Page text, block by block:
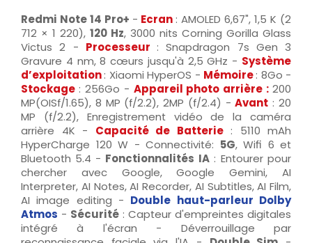
Redmi Note 14 Pro+ - Ecran : AMOLED 6,67", 1,5 K (2
712 × 1 220), 120 Hz, 3000 nits Corning Gorilla Glass
Victus 2 - Processeur : Snapdragon 7s Gen 3
Gravure 4 nm, 8 cœurs jusqu'à 2,5 GHz - Système
d’exploitation: Xiaomi HyperOS - Mémoire: 8Go -
Stockage : 256Go - Appareil photo arrière : 200
MP(OISf/1.65), 8 MP (f/2.2), 2MP (f/2.4) -Avant : 20
MP (f/2.2), Enregistrement vidéo de la caméra
arrière 4K - Capacité de Batterie: 5110 mAh
HyperCharge 120 W - Connectivité: 5G, Wifi 6 et
Bluetooth 5.4 - Fonctionnalités IA: Entourer pour
chercher avec Google, Google Gemini, AI
Interpreter, AI Notes, AI Recorder, AI Subtitles, AI Film,
AI image editing - Double haut-parleur Dolby
Atmos - Sécurité : Capteur d'empreintes digitales
intégré à l'écran - Déverrouillage par